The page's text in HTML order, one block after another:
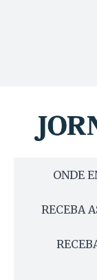
ONDE
RECEBA